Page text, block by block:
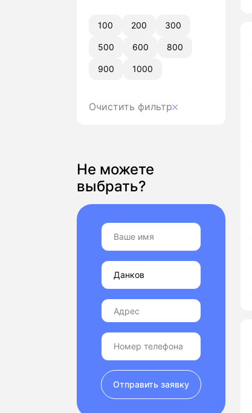
100 200 300
500 600 800
900 1000
Очистить фильтр
Не можете
выбрать?
Отправить заявку